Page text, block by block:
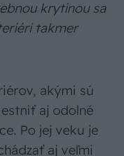
krytinou sa
takmer
akými sú
aj odolné
Po jej veku je
aj veľmi